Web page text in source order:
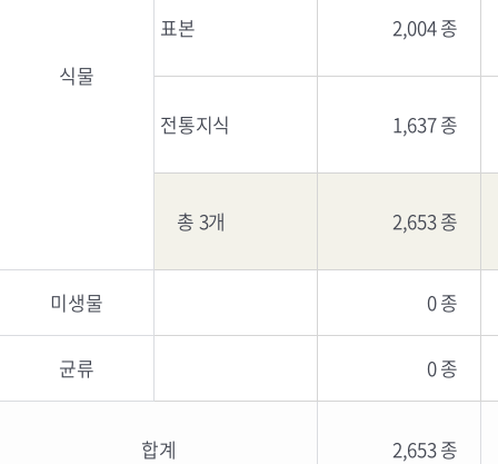
식물
표본 2,004 종
전통지식 1,637 종
총 3개 2,653 종
미생물 0 종
균류 0 종
합계 2,653 종